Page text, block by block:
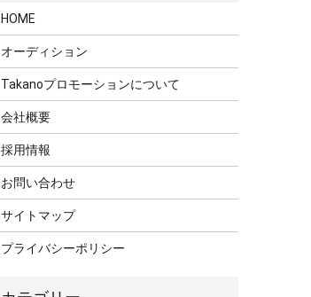
HOME
オーディション
Takanoプロモーションについて
会社概要
採用情報
お問い合わせ
サイトマップ
プライバシーポリシー